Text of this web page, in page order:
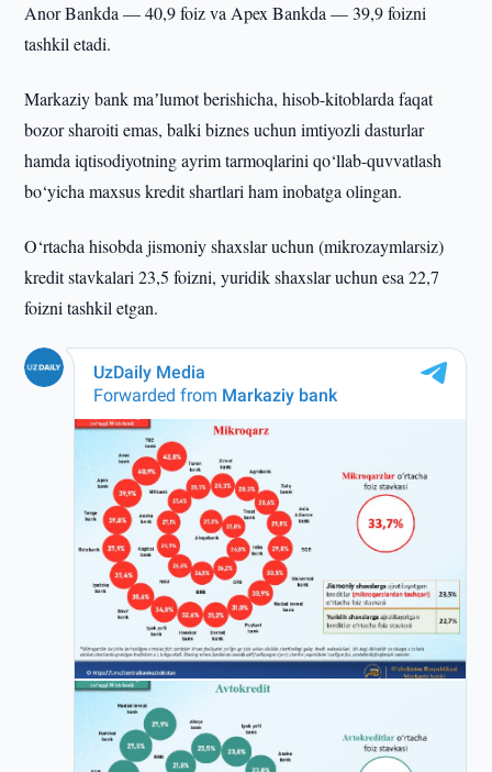
Anor Bankda — 40,9 foiz va Apex Bankda — 39,9 foizni
tashkil etadi.
Markaziy bank maʼlumot berishicha, hisob-kitoblarda faqat
bozor sharoiti emas, balki biznes uchun imtiyozli dasturlar
hamda iqtisodiyotning ayrim tarmoqlarini qo‘llab-quvvatlash
bo‘yicha maxsus kredit shartlari ham inobatga olingan.
O‘rtacha hisobda jismoniy shaxslar uchun (mikrozaymlarsiz)
kredit stavkalari 23,5 foizni, yuridik shaxslar uchun esa 22,7
foizni tashkil etgan.